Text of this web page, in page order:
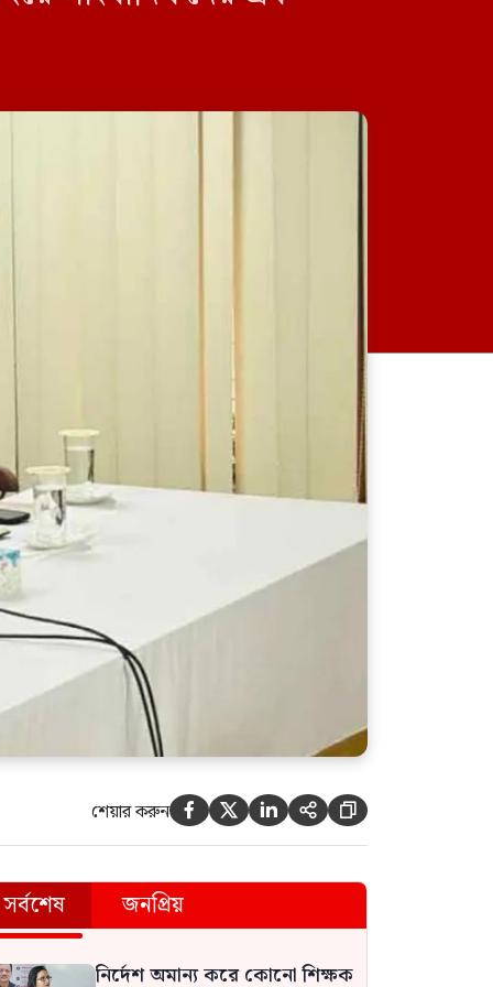
হরমুজ চুক্তির বিনিময়ে ইরানের
‎পেটে করে ইয়াবা পাচার,৮
এপিবিএনের অভিযানে ইয়াবাসহ
মুন্সীগঞ্জে ৪ কেজি গাঁজাসহ রিয়াদ
শেয়ার করুন     
সর্বশেষ জনপ্রিয়
নির্দেশ অমান্য করে কোনো শিক্ষক